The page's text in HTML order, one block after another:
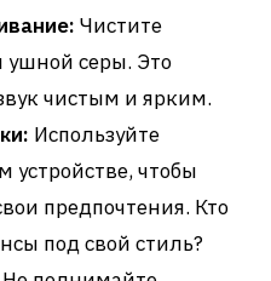
Чистите
серы. Это
чистым и ярким.
Используйте
устройстве, чтобы
предпочтения. Кто
под свой стиль?